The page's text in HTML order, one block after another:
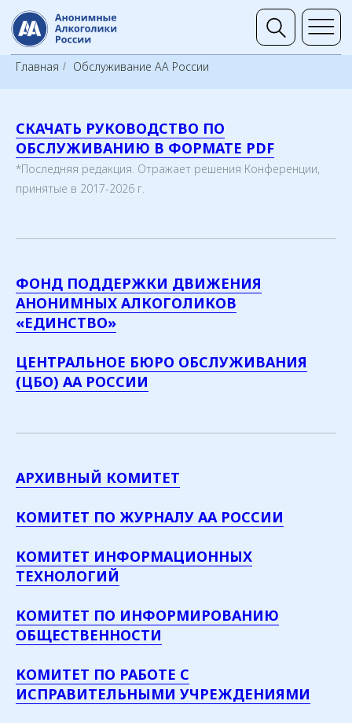
Группы
Главная / Обслуживание АА России
СКАЧАТЬ РУКОВОДСТВО ПО
ОБСЛУЖИВАНИЮ В ФОРМАТЕ PDF
*Последняя редакция. Отражает решения Конференции,
принятые в 2017-2026 г.
ФОНД ПОДДЕРЖКИ ДВИЖЕНИЯ
АНОНИМНЫХ АЛКОГОЛИКОВ
«ЕДИНСТВО»
ЦЕНТРАЛЬНОЕ БЮРО ОБСЛУЖИВАНИЯ
(ЦБО) АА РОССИИ
АРХИВНЫЙ КОМИТЕТ
КОМИТЕТ ПО ЖУРНАЛУ АА РОССИИ
КОМИТЕТ ИНФОРМАЦИОННЫХ
ТЕХНОЛОГИЙ
КОМИТЕТ ПО ИНФОРМИРОВАНИЮ
ОБЩЕСТВЕННОСТИ
КОМИТЕТ ПО РАБОТЕ С
ИСПРАВИТЕЛЬНЫМИ УЧРЕЖДЕНИЯМИ